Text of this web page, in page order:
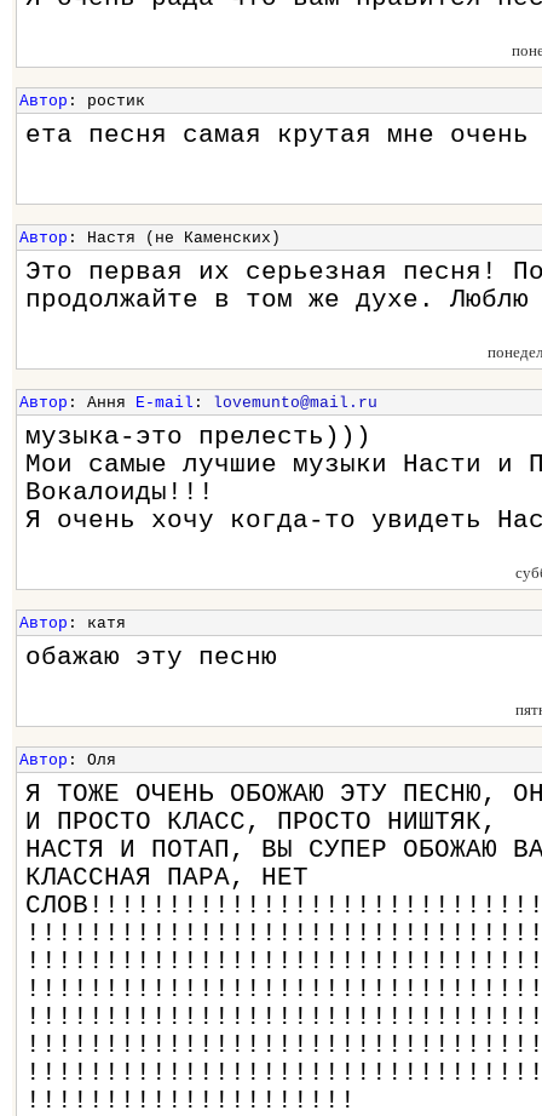
Автор : ростик
ета песня самая крутая мне очень
Автор : Настя (не Каменских)
Это первая их серьезная песня!
продолжайте в том же духе.
Автор : Ання E-mail : lovemunto@mail.ru
музыка-это прелесть)))
Мои самые лучшие музыки Насти и
Вокалоиды!!!
Я очень хочу когда-то увидеть
Автор : катя
обажаю эту песню
Автор : Оля
Я ТОЖЕ ОЧЕНЬ ОБОЖАЮ ЭТУ ПЕСНЮ,
И ПРОСТО КЛАСС, ПРОСТО НИШТЯК,
НАСТЯ И ПОТАП, ВЫ СУПЕР ОБОЖАЮ
КЛАССНАЯ ПАРА, НЕТ
!!!!!!!!!!!!!!!!!!!!!